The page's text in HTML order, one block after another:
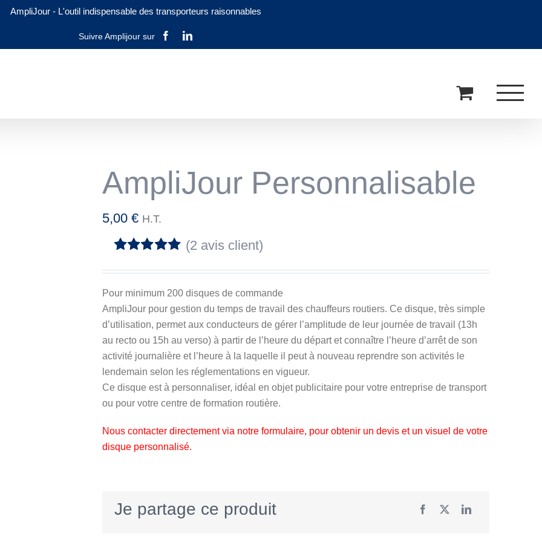
AmpliJour- L'outil indispensable des transporteurs raisonnables
FacebookLinkedIn
AmpliJour Personnalisable
5,00 € H.T.
5 basé sur
notations
client
(2 avis client)
Pour minimum 200 disques de commande
AmpliJour pour gestion du temps de travail des chauffeurs routiers. Ce disque, très simple
d’utilisation, permet aux conducteurs de gérer l’amplitude de leur journée de travail (13h
au recto ou 15h au verso) à partir de l’heure du départ et connaître l’heure d’arrêt de son
activité journalière et l’heure à la laquelle il peut à nouveau reprendre son activités le
lendemain selon les réglementations en vigueur.
Ce disque est à personnaliser, idéal en objet publicitaire pour votre entreprise de transport
ou pour votre centre de formation routière.
Nous contacter directement via notre formulaire, pour obtenir un devis et un visuel de votre
disque personnalisé.
Je partage ce produit